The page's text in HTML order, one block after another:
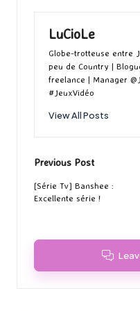
LuCioLe
Globe-trotteuse entre
peu de Country |
freelance | Manager
#JeuxVidéo
View All Posts
Post
navigation
Previous Post
[Série Tv] Banshee :
Excellente série !